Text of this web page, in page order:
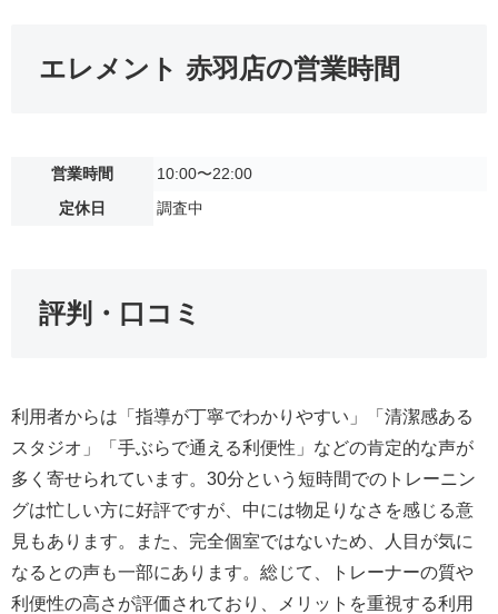
エレメント 赤羽店の営業時間
営業時間
10:00〜22:00
定休日
調査中
評判・口コミ
利用者からは「指導が丁寧でわかりやすい」「清潔感ある
スタジオ」「手ぶらで通える利便性」などの肯定的な声が
多く寄せられています。30分という短時間でのトレーニン
グは忙しい方に好評ですが、中には物足りなさを感じる意
見もあります。また、完全個室ではないため、人目が気に
なるとの声も一部にあります。総じて、トレーナーの質や
利便性の高さが評価されており、メリットを重視する利用